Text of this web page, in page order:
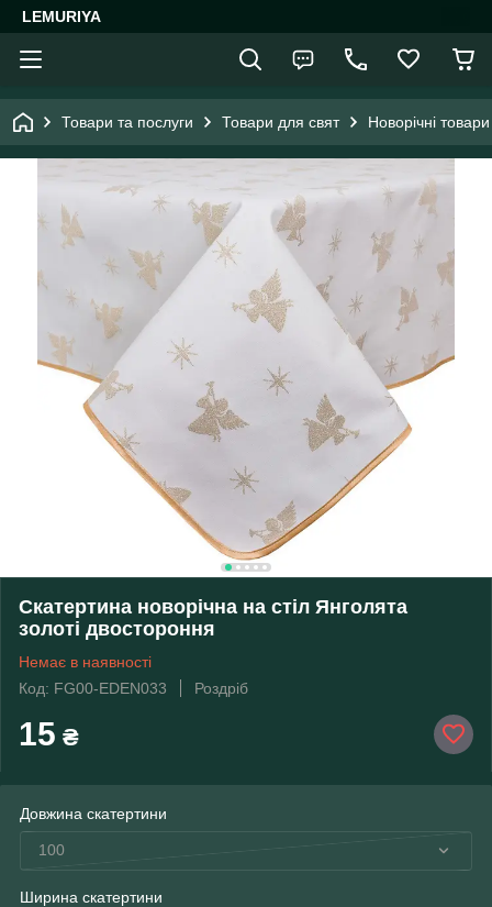
LEMURIYA
Товари та послуги Товари для свят Новорічні товари
Скатертина новорічна на стіл Янголята
золоті двостороння
Немає в наявності
Код: FG00-EDEN033
Роздріб
15 ₴
Довжина скатертини
100
Ширина скатертини